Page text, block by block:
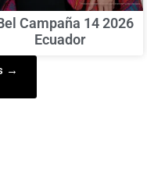
Campaña 14 2026
Ecuador
→